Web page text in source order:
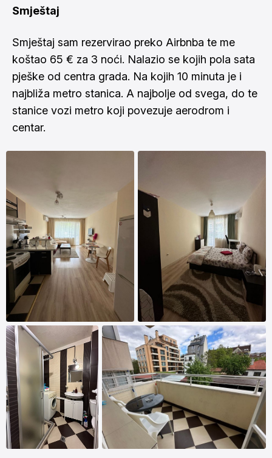
Smještaj
Smještaj sam rezervirao preko Airbnba te me
koštao 65 € za 3 noći. Nalazio se kojih pola sata
pješke od centra grada. Na kojih 10 minuta je i
najbliža metro stanica. A najbolje od svega, do te
stanice vozi metro koji povezuje aerodrom i
centar.